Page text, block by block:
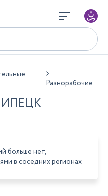
Разнорабочие
больше нет,
в соседних регионах